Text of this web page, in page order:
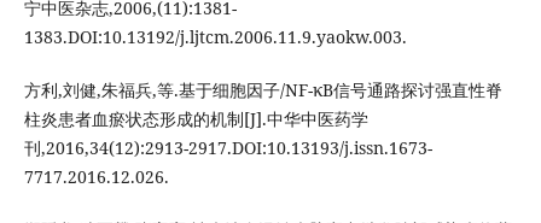
宁中医杂志,2006,(11):1381-
1383.DOI:10.13192/j.ljtcm.2006.11.9.yaokw.003.
方利,刘健,朱福兵,等.基于细胞因子/NF-κB信号通路探讨强直性脊
柱炎患者血瘀状态形成的机制[J].中华中医药学
刊,2016,34(12):2913-2917.DOI:10.13193/j.issn.1673-
7717.2016.12.026.